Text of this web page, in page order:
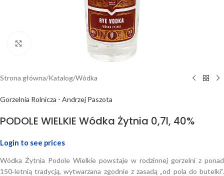
Strona główna/Katalog/Wódka
Gorzelnia Rolnicza - Andrzej Paszota
PODOLE WIELKIE Wódka Żytnia 0,7l, 40%
Login to see prices
Wódka Żytnia Podole Wielkie powstaje w rodzinnej gorzelni z ponad
150‑letnią tradycją, wytwarzana zgodnie z zasadą „od pola do butelki”.